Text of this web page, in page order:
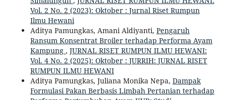
Vol. 2 No. 2 (2023): Oktober : Jurnal Riset Rumpun
Ilmu Hewani
Aditya Pamungkas, Amani Aldiyanti, Pengaruh
Ransum Konsentrat Broiler terhadap Performa Ayam
Kampung , JURNAL RISET RUMPUN ILMU HEWANI:
Vol. 4 No. 2 (2025): Oktober : JURRIH: JURNAL RISET
RUMPUN ILMU HEWANI
Aditya Pamungkas, Juliana Monika Nepa, Dampak
Formulasi Pakan Berbasis Limbah Pertanian terhadap